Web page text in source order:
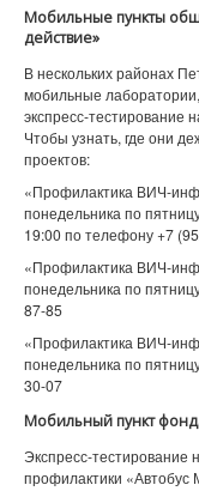
Мобильные пункты
действие»
В нескольких районах
мобильные
экспресс-тестирование
Чтобы узнать, где они
проектов:
«Профилактика ВИЧ-
понедельника по
19:00 по телефону +7
«Профилактика ВИЧ-
понедельника по
87-85
«Профилактика ВИЧ-
понедельника по
30-07
Мобильный пункт
Экспресс-тестирование
профилактики «Автобус